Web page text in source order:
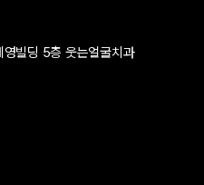
영빌딩 5층 웃는얼굴치과